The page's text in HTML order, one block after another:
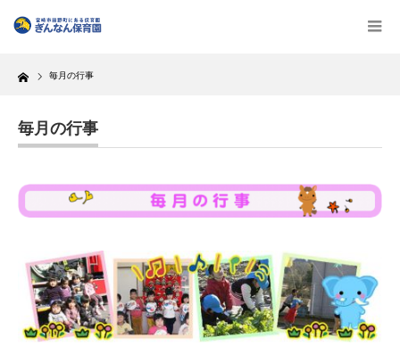
Home 毎月の行事
毎月の行事